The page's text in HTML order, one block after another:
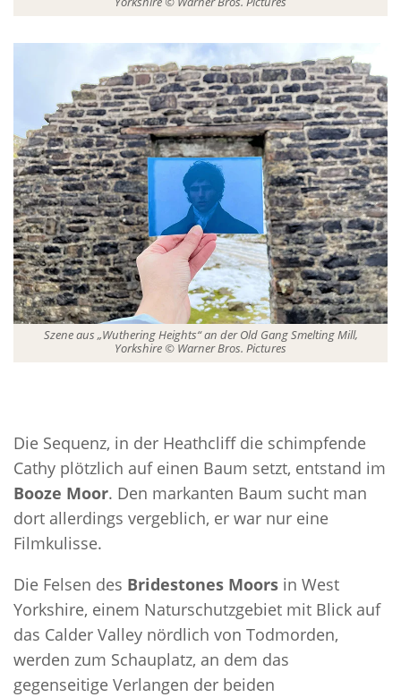
Szene aus „Wuthering Heights“ an der Old Gang Smelting Mill,
Yorkshire © Warner Bros. Pictures
Die Sequenz, in der Heathcliff die schimpfende
Cathy plötzlich auf einen Baum setzt, entstand im
Booze Moor. Den markanten Baum sucht man
dort allerdings vergeblich, er war nur eine
Filmkulisse.
Die Felsen des Bridestones Moors in West
Yorkshire, einem Naturschutzgebiet mit Blick auf
das Calder Valley nördlich von Todmorden,
werden zum Schauplatz, an dem das
gegenseitige Verlangen der beiden